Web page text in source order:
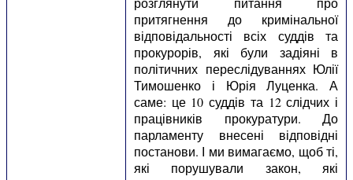
притягнення до кримінальної
відповідальності всіх суддів та
прокурорів, які були задіяні в
політичних переслідуваннях Юлії
Тимошенко і Юрія Луценка. А
саме: це 10 суддів та 12 слідчих і
працівників прокуратури. До
парламенту внесені відповідні
постанови. І ми вимагаємо, щоб ті,
які порушували закон, які